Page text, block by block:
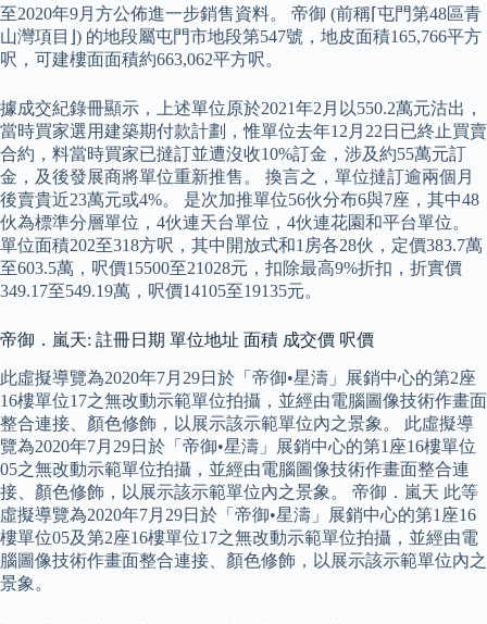
至2020年9月方公佈進一步銷售資料。 帝御 (前稱⌈屯門第48區青
山灣項目⌋) 的地段屬屯門市地段第547號，地皮面積165,766平方
呎，可建樓面面積約663,062平方呎。
據成交紀錄冊顯示，上述單位原於2021年2月以550.2萬元沽出，
當時買家選用建築期付款計劃，惟單位去年12月22日已終止買賣
合約，料當時買家已撻訂並遭沒收10%訂金，涉及約55萬元訂
金，及後發展商將單位重新推售。 換言之，單位撻訂逾兩個月
後賣貴近23萬元或4%。 是次加推單位56伙分布6與7座，其中48
伙為標準分層單位，4伙連天台單位，4伙連花園和平台單位。
單位面積202至318方呎，其中開放式和1房各28伙，定價383.7萬
至603.5萬，呎價15500至21028元，扣除最高9%折扣，折實價
349.17至549.19萬，呎價14105至19135元。
帝御．嵐天: 註冊日期 單位地址 面積 成交價 呎價
此虛擬導覽為2020年7月29日於「帝御•星濤」展銷中心的第2座
16樓單位17之無改動示範單位拍攝，並經由電腦圖像技術作畫面
整合連接、顏色修飾，以展示該示範單位內之景象。 此虛擬導
覽為2020年7月29日於「帝御•星濤」展銷中心的第1座16樓單位
05之無改動示範單位拍攝，並經由電腦圖像技術作畫面整合連
接、顏色修飾，以展示該示範單位內之景象。 帝御．嵐天 此等
虛擬導覽為2020年7月29日於「帝御•星濤」展銷中心的第1座16
樓單位05及第2座16樓單位17之無改動示範單位拍攝，並經由電
腦圖像技術作畫面整合連接、顏色修飾，以展示該示範單位內之
景象。